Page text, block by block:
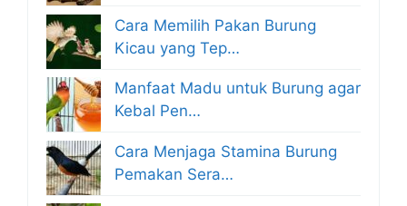
Cara Memilih Pakan Burung
Kicau yang Tep…
Manfaat Madu untuk Burung agar
Kebal Pen…
Cara Menjaga Stamina Burung
Pemakan Sera…